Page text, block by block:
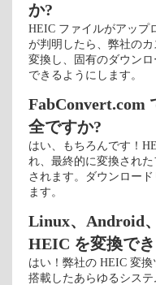
か?
HEIC ファイルがアップ
が判明したら、弊社の
変換し、固有のダウン
できるようにします。
FabConvert.com
全ですか?
はい、もちろんです！
れ、最終的に変換され
されます。ダウンロー
ます。
Linux、Android
HEIC を変換で
はい！弊社の HEIC 変
搭載したあらゆるシステ